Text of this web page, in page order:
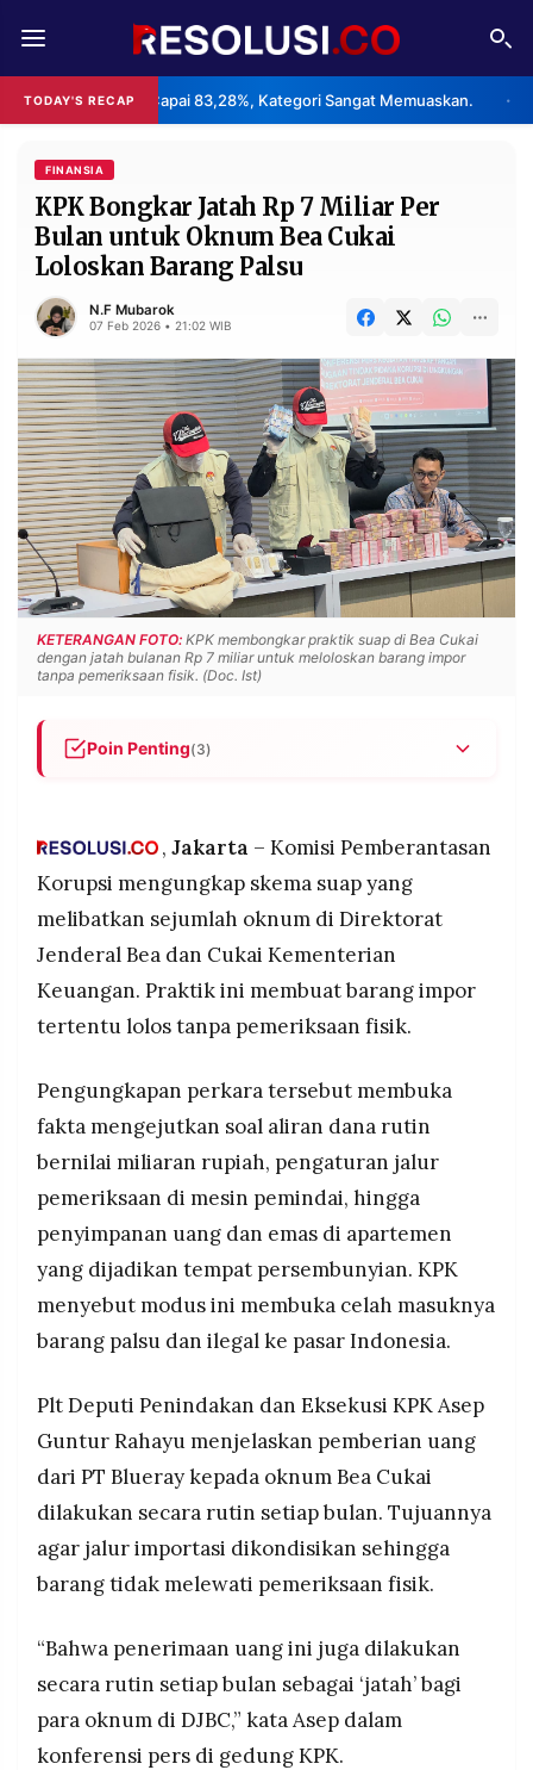
TODAY'S RECAP
Capai 83,28%, Kategori Sangat Memuaskan. • Klaster
REDAKSI TENTANG
RESOLUSI IKLAN
RUBRIKASI
EDITORIAL AKSARA
FINANSIA PERSONA
DAERAH NASIONAL
MANCA SPORT
INFORMASI
PRIVACY
POLICY
BERITA
WARGA
INFORMASI
IKLAN
KIRIM
TULISAN
PENGADUAN TERM
OF
©
PRAMUDITA
©
Resolusi.co
2026
RESOLUSI
PRAMUDITA
FINANSIA
KPK Bongkar Jatah Rp 7 Miliar Per
Bulan untuk Oknum Bea Cukai
Loloskan Barang Palsu
N.F Mubarok
07 Feb 2026 • 21:02 WIB
KETERANGAN FOTO: KPK membongkar praktik suap di Bea Cukai
dengan jatah bulanan Rp 7 miliar untuk meloloskan barang impor
tanpa pemeriksaan fisik. (Doc. Ist)
Poin Penting(3)
meloloskan barang impor tanpa pemeriksaan
dan ilegal ke Indonesia
Oknum Bea Cukai menyewa apartemen sebagai
safe house untuk menyimpan uang dan emas,
dengan total barang bukti yang disita KPK
mencapai Rp 40,5 miliar termasuk logam mulia
lebih dari lima kilogram
Cukai dan tiga dari PT Blueray, dengan modus
pengaturan parameter mesin pemindai agar
barang tidak masuk jalur merah pemeriksaan fisik
, Jakarta – Komisi Pemberantasan
Korupsi mengungkap skema suap yang
melibatkan sejumlah oknum di Direktorat
Jenderal Bea dan Cukai Kementerian
Keuangan. Praktik ini membuat barang impor
tertentu lolos tanpa pemeriksaan fisik.
Pengungkapan perkara tersebut membuka
fakta mengejutkan soal aliran dana rutin
bernilai miliaran rupiah, pengaturan jalur
pemeriksaan di mesin pemindai, hingga
penyimpanan uang dan emas di apartemen
yang dijadikan tempat persembunyian. KPK
menyebut modus ini membuka celah masuknya
barang palsu dan ilegal ke pasar Indonesia.
Plt Deputi Penindakan dan Eksekusi KPK Asep
Guntur Rahayu menjelaskan pemberian uang
dari PT Blueray kepada oknum Bea Cukai
dilakukan secara rutin setiap bulan. Tujuannya
agar jalur importasi dikondisikan sehingga
barang tidak melewati pemeriksaan fisik.
“Bahwa penerimaan uang ini juga dilakukan
secara rutin setiap bulan sebagai ‘jatah’ bagi
para oknum di DJBC,” kata Asep dalam
konferensi pers di gedung KPK.